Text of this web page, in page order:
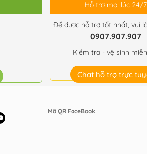
Hỗ trợ mọi lúc 24/7
Để được hỗ trợ tốt nhất, vui
0907.907.907
Kiểm tra - vệ sinh
Chat hỗ trợ trực
Mã QR FaceBook